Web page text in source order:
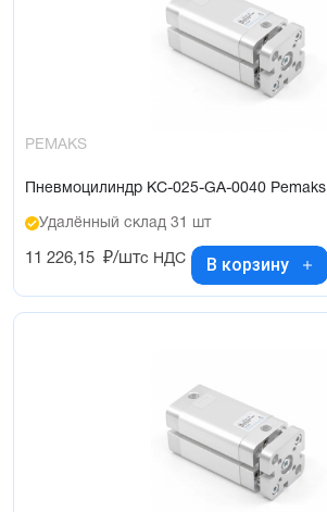
PEMAKS
Пневмоцилиндр KC-025-GA-0040 Pemaks
Удалённый склад 31 шт
11 226,15 ₽/штс НДС В корзину